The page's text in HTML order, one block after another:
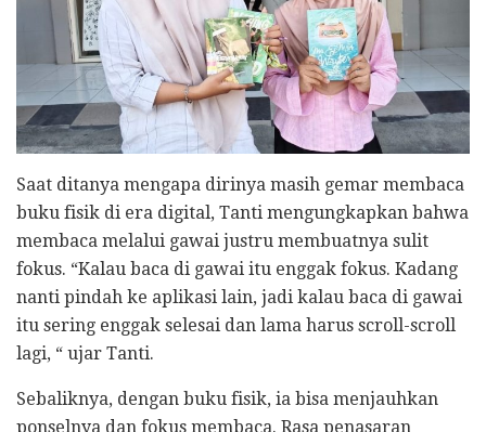
Saat ditanya mengapa dirinya masih gemar membaca
buku fisik di era digital, Tanti mengungkapkan bahwa
membaca melalui gawai justru membuatnya sulit
fokus. “Kalau baca di gawai itu enggak fokus. Kadang
nanti pindah ke aplikasi lain, jadi kalau baca di gawai
itu sering enggak selesai dan lama harus scroll-scroll
lagi, “ ujar Tanti.
Sebaliknya, dengan buku fisik, ia bisa menjauhkan
ponselnya dan fokus membaca. Rasa penasaran